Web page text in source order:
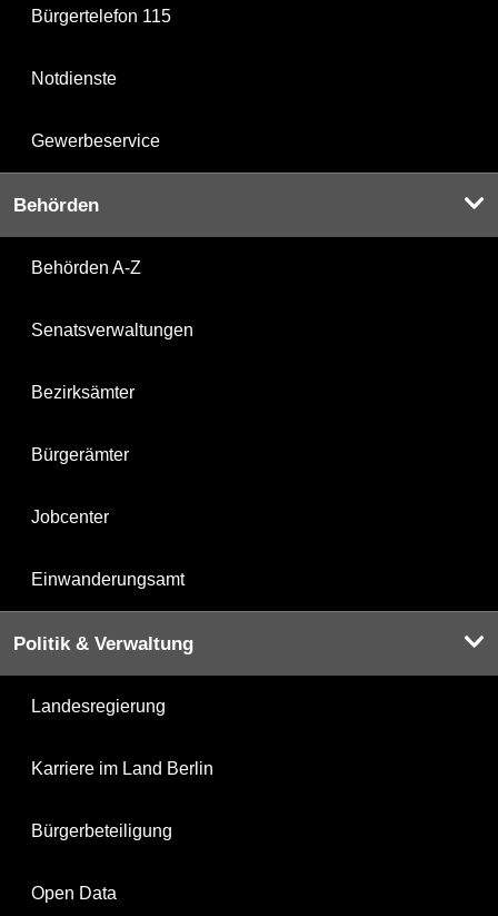
Bürgertelefon 115
Notdienste
Gewerbeservice
Behörden
Behörden A-Z
Senatsverwaltungen
Bezirksämter
Bürgerämter
Jobcenter
Einwanderungsamt
Politik & Verwaltung
Landesregierung
Karriere im Land Berlin
Bürgerbeteiligung
Open Data